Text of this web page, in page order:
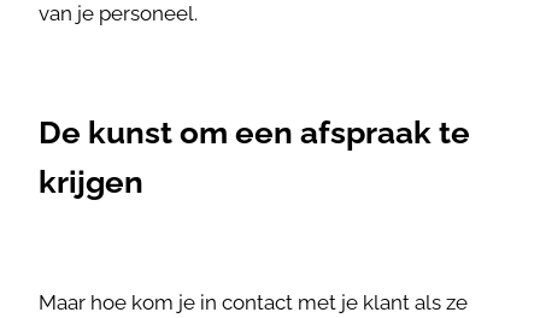
van je personeel.
De kunst om een afspraak te
krijgen
Maar hoe kom je in contact met je klant als ze